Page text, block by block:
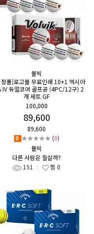
볼빅
품]로고볼 무료인쇄 10+1 엑시아
IV 듀얼코어 골프공 (4PC/12구) 2
개 세트 GF
100,000
89,600
89,600
0 ★★★★★ (0)
볼빅
다른 사람은 뭘살까?
151
찜 0